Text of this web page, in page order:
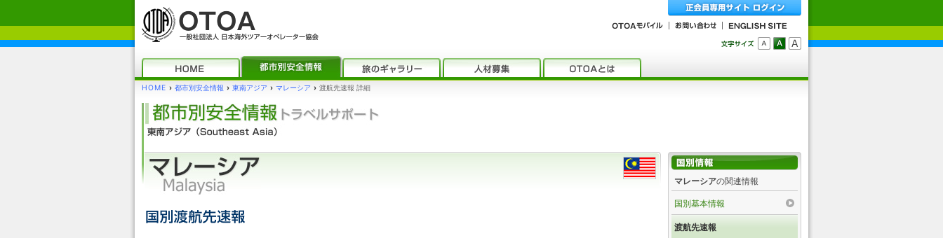
HOME › 都市別安全情報 › 東南アジア › マレーシア › 渡航先速報 詳細
マレーシアの関連情報
国別基本情報
渡航先速報